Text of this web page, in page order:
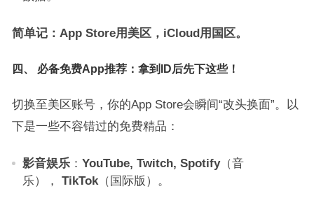
简单记：App Store用美区，iCloud用国区。
四、 必备免费App推荐：拿到ID后先下这些！
切换至美区账号，你的App Store会瞬间“改头换面”。以
下是一些不容错过的免费精品：
影音娱乐： YouTube, Twitch, Spotify（音
乐）， TikTok（国际版）。